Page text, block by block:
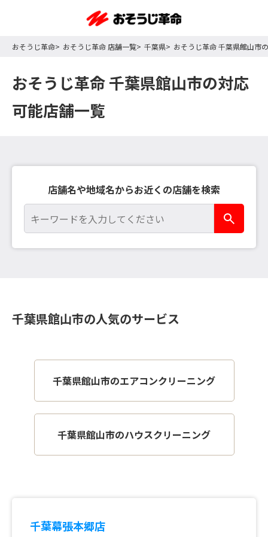
おそうじ革命 おそうじ革命 店舗一覧 千葉県 おそうじ革命 千葉県館山市
おそうじ革命 千葉県館山市の対応
可能店舗一覧
店舗名や地域名からお近くの店舗を検索
千葉県館山市の人気のサービス
千葉県館山市のエアコンクリーニング
千葉県館山市のハウスクリーニング
千葉幕張本郷店